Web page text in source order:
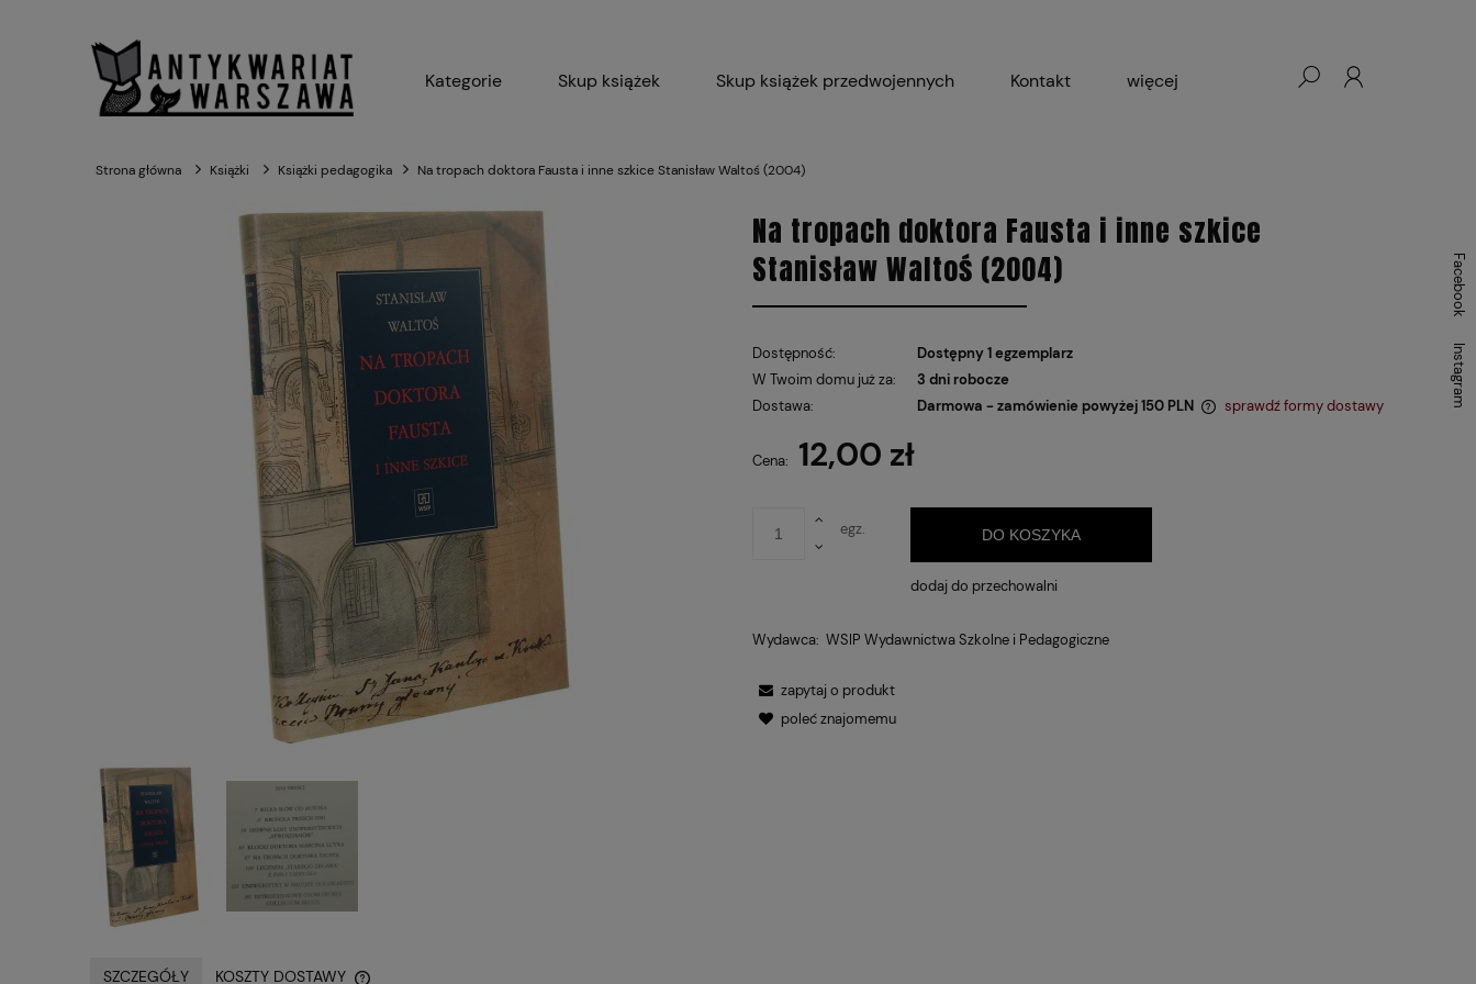
Kategorie Skup książek Skup książek przedwojennych Kontakt więcej
Strona główna Książki Książki pedagogika Na tropach doktora Fausta i inne szkice Stanisław Waltoś (2004)
Na tropach doktora Fausta i inne szkice
Stanisław Waltoś (2004)
Dostępność:
Dostępny 1 egzemplarz
W Twoim domu już za:
3 dni robocze
Dostawa:
Darmowa - zamówienie powyżej 150 PLN sprawdź formy dostawy
Cena: 12,00 zł
egz. DO KOSZYKA
dodaj do przechowalni
Wydawca: WSIP Wydawnictwa Szkolne i Pedagogiczne
zapytaj o produkt
poleć znajomemu
SZCZEGÓŁY KOSZTY DOSTAWY
Facebook
Instagram